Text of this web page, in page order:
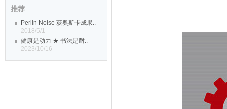
推荐
Perlin Noise 获奥斯卡成果..
2018/5/1
健康是动力 ★ 书法是耐..
2023/10/16